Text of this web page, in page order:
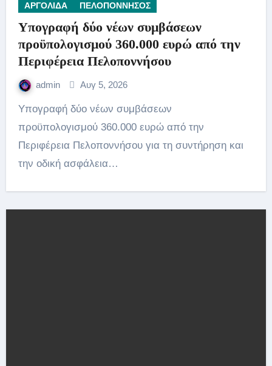
ΑΡΓΟΛΙΔΑ ΠΕΛΟΠΟΝΝΗΣΟΣ
Υπογραφή δύο νέων συμβάσεων
προϋπολογισμού 360.000 ευρώ από την
Περιφέρεια Πελοποννήσου
admin Αυγ 5, 2026
Υπογραφή δύο νέων συμβάσεων
προϋπολογισμού 360.000 ευρώ από την
Περιφέρεια Πελοποννήσου για τη συντήρηση και
την οδική ασφάλεια…